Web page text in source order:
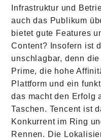
Infrastruktur und
auch das Publikum
bietet gute Features
Content? Insofern ist
unschlagbar, denn
Prime, die hohe
Plattform und ein
das macht den Erfolg
Taschen. Tencent ist
Konkurrent im Ring
Rennen. Die